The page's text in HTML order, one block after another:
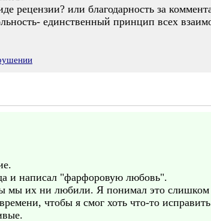
рецензии? или благодарность за
единственный принцип всех
и написал "фарфоровую любовь".
мы их ни любили. Я понимал это слишком
чтобы я смог хоть что-то